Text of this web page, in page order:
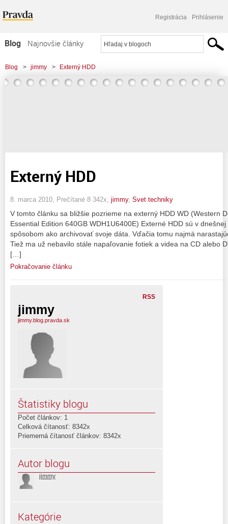
Registrácia Prihlásenie
Blog
Najnovšie články
Najčítanejšie články
Najkomentovanejšie články
Blog > jimmy > Externý HDD
Externý HDD
8. marca 2010, Prečítané 8 342x, jimmy, Svet techniky
V tomto článku sa bližšie pozrieme na externý HDD WD (Western
Essential Edition 640GB WDH1U6400E) Externé HDD sú v
spôsobom ako archivovať svoje dáta. Vďačia tomu najmä
Tiež ma už nebavilo stále napaľovanie fotiek a videa na CD alebo
[…]
Pokračovanie článku
RSS
jimmy
jimmy.blog.pravda.sk
Štatistiky blogu
Počet článkov: 1
Celková čítanosť: 8342x
Priemerná čítanosť článkov: 8342x
Autor blogu
jimmy
Kategórie